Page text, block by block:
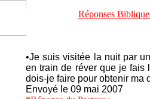
Réponses
•Je suis visitée la nuit par
en train de réver que je fais
dois-je faire pour obtenir ma
Envoyé le 09 mai 2007